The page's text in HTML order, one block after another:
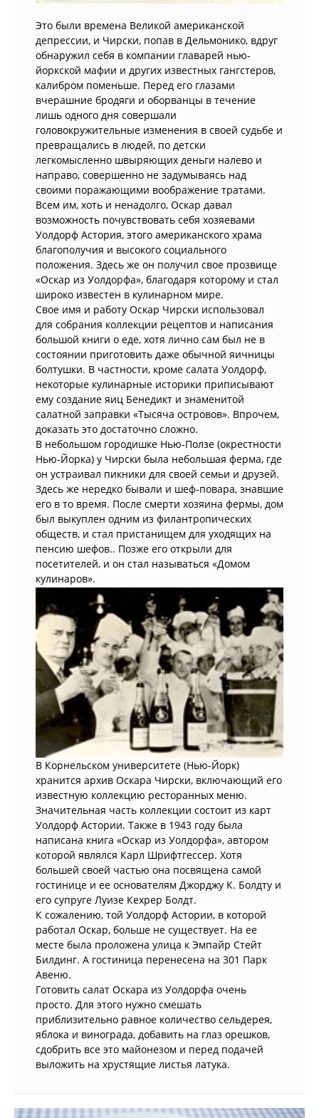
Это были времена Великой американской
депрессии, и Чирски, попав в Дельмонико, вдруг
обнаружил себя в компании главарей нью-
йоркской мафии и других известных гангстеров,
калибром поменьше. Перед его глазами
вчерашние бродяги и оборванцы в течение
лишь одного дня совершали
головокружительные изменения в своей судьбе и
превращались в людей, по детски
легкомысленно швыряющих деньги налево и
направо, совершенно не задумываясь над
своими поражающими воображение тратами.
Всем им, хоть и ненадолго, Оскар давал
возможность почувствовать себя хозяевами
Уолдорф Астория, этого американского храма
благополучия и высокого социального
положения. Здесь же он получил свое прозвище
«Оскар из Уолдорфа», благодаря которому и стал
широко известен в кулинарном мире.
Свое имя и работу Оскар Чирски использовал
для собрания коллекции рецептов и написания
большой книги о еде, хотя лично сам был не в
состоянии приготовить даже обычной яичницы
болтушки. В частности, кроме салата Уолдорф,
некоторые кулинарные историки приписывают
ему создание яиц Бенедикт и знаменитой
салатной заправки «Тысяча островов». Впрочем,
доказать это достаточно сложно.
В небольшом городишке Нью-Ползе (окрестности
Нью-Йорка) у Чирски была небольшая ферма, где
он устраивал пикники для своей семьи и друзей.
Здесь же нередко бывали и шеф-повара, знавшие
его в то время. После смерти хозяина фермы, дом
был выкуплен одним из филантропических
обществ, и стал пристанищем для уходящих на
пенсию шефов.. Позже его открыли для
посетителей, и он стал называться «Домом
кулинаров».
В Корнельском университете (Нью-Йорк)
хранится архив Оскара Чирски, включающий его
известную коллекцию ресторанных меню.
Значительная часть коллекции состоит из карт
Уолдорф Астории. Также в 1943 году была
написана книга «Оскар из Уолдорфа», автором
которой являлся Карл Шрифтгессер. Хотя
большей своей частью она посвящена самой
гостинице и ее основателям Джорджу К. Болдту и
его супруге Луизе Кехрер Болдт.
К сожалению, той Уолдорф Астории, в которой
работал Оскар, больше не существует. На ее
месте была проложена улица к Эмпайр Стейт
Билдинг. А гостиница перенесена на 301 Парк
Авеню.
Готовить салат Оскара из Уолдорфа очень
просто. Для этого нужно смешать
приблизительно равное количество сельдерея,
яблока и винограда, добавить на глаз орешков,
сдобрить все это майонезом и перед подачей
выложить на хрустящие листья латука.